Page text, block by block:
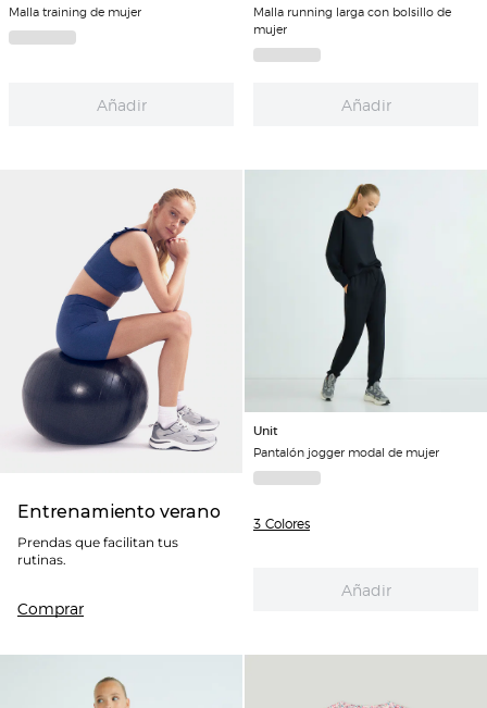
Malla training de mujer
Añadir
Malla running larga con bolsillo de
mujer
Añadir
Entrenamiento verano
Prendas que facilitan tus
rutinas.
Comprar
Unit
Pantalón jogger modal de mujer
3 Colores
Añadir